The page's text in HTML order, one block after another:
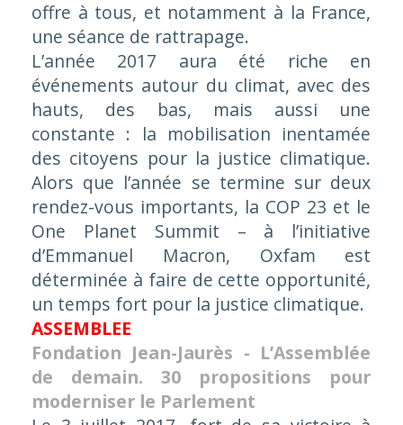
offre à tous, et notamment à la France,
une séance de rattrapage.
L’année 2017 aura été riche en
événements autour du climat, avec des
hauts, des bas, mais aussi une
constante : la mobilisation inentamée
des citoyens pour la justice climatique.
Alors que l’année se termine sur deux
rendez-vous importants, la COP 23 et le
One Planet Summit – à l’initiative
d’Emmanuel Macron, Oxfam est
déterminée à faire de cette opportunité,
un temps fort pour la justice climatique.
ASSEMBLEE
Fondation Jean-Jaurès - L’Assemblée
de demain. 30 propositions pour
moderniser le Parlement